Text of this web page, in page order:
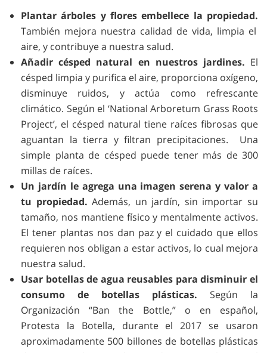
Plantar árboles y flores embellece la propiedad.
También mejora nuestra calidad de vida, limpia el
aire, y contribuye a nuestra salud.
Añadir césped natural en nuestros jardines. El
césped limpia y purifica el aire, proporciona oxígeno,
disminuye ruidos, y actúa como refrescante
climático. Según el ‘National Arboretum Grass Roots
Project’, el césped natural tiene raíces fibrosas que
aguantan la tierra y filtran precipitaciones. Una
simple planta de césped puede tener más de 300
millas de raíces.
Un jardín le agrega una imagen serena y valor a
tu propiedad. Además, un jardín, sin importar su
tamaño, nos mantiene físico y mentalmente activos.
El tener plantas nos dan paz y el cuidado que ellos
requieren nos obligan a estar activos, lo cual mejora
nuestra salud.
Usar botellas de agua reusables para disminuir el
consumo de botellas plásticas. Según la
Organización “Ban the Bottle,” o en español,
Protesta la Botella, durante el 2017 se usaron
aproximadamente 500 billones de botellas plásticas